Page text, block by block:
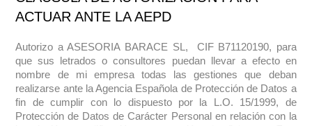
ACTUAR ANTE LA AEPD
Autorizo a ASESORIA BARACE SL, CIF B71120190, para
que sus letrados o consultores puedan llevar a efecto en
nombre de mi empresa todas las gestiones que deban
realizarse ante la Agencia Española de Protección de Datos a
fin de cumplir con lo dispuesto por la L.O. 15/1999, de
Protección de Datos de Carácter Personal en relación con la